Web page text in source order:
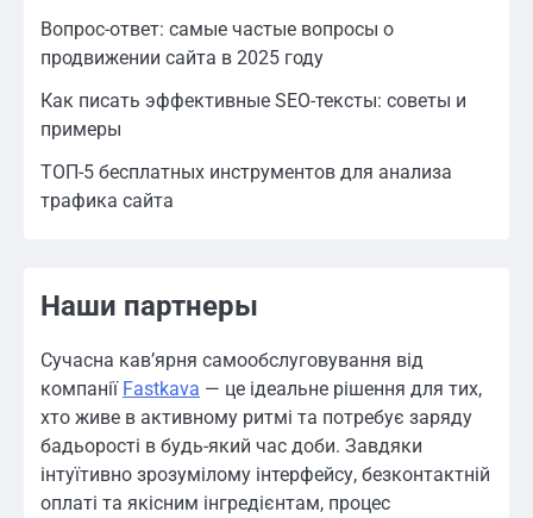
Вопрос-ответ: самые частые вопросы о
продвижении сайта в 2025 году
Как писать эффективные SEO-тексты: советы и
примеры
ТОП-5 бесплатных инструментов для анализа
трафика сайта
Наши партнеры
Сучасна кав’ярня самообслуговування від
компанії Fastkava — це ідеальне рішення для тих,
хто живе в активному ритмі та потребує заряду
бадьорості в будь-який час доби. Завдяки
інтуїтивно зрозумілому інтерфейсу, безконтактній
оплаті та якісним інгредієнтам, процес